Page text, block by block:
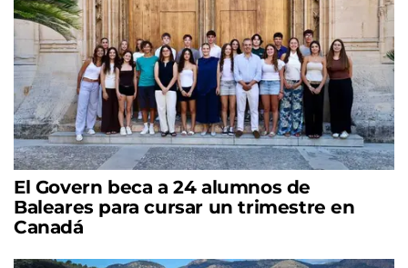
El Govern beca a 24 alumnos de
Baleares para cursar un trimestre en
Canadá